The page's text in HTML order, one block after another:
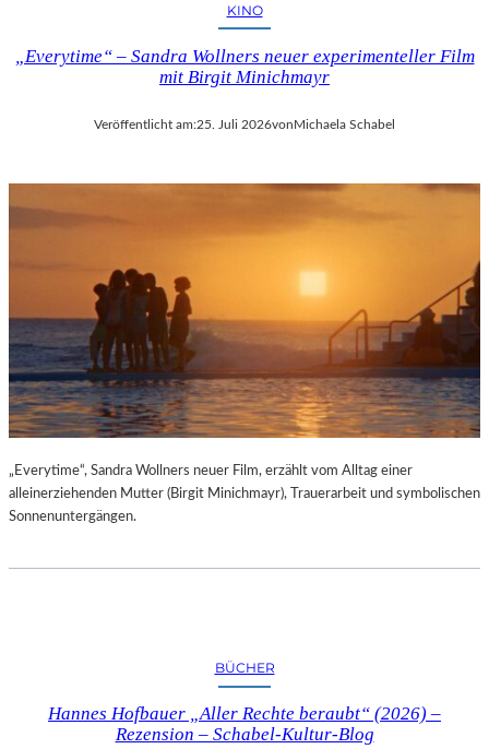
KINO
„Everytime“ – Sandra Wollners neuer experimenteller Film
mit Birgit Minichmayr
Veröffentlicht am:25. Juli 2026vonMichaela Schabel
„Everytime“, Sandra Wollners neuer Film, erzählt vom Alltag einer
alleinerziehenden Mutter (Birgit Minichmayr), Trauerarbeit und symbolischen
Sonnenuntergängen.
BÜCHER
Hannes Hofbauer „Aller Rechte beraubt“ (2026) –
Rezension – Schabel-Kultur-Blog